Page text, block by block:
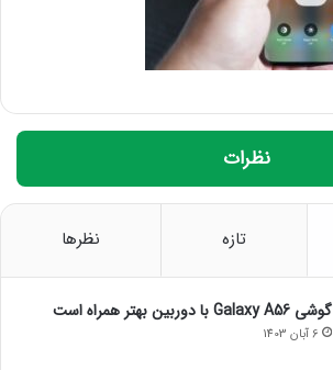
نظرات
تازه نظرها
گوشی Galaxy A56 با دوربین بهتر همراه است
6 آبان 1403